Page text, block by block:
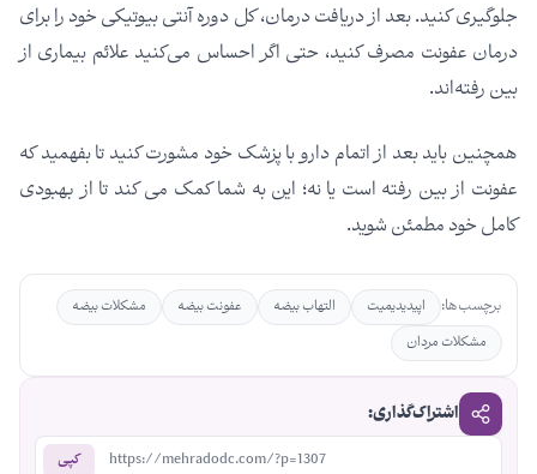
جلوگیری کنید. بعد از دریافت درمان، کل دوره آنتی بیوتیکی خود را برای
درمان عفونت مصرف کنید، حتی اگر احساس می‌کنید علائم بیماری از
بین رفته‌اند.
همچنین باید بعد از اتمام دارو با پزشک خود مشورت کنید تا بفهمید که
عفونت از بین رفته است یا نه؛ این به شما کمک می کند تا از بهبودی
کامل خود مطمئن شوید.
برچسب‌ها: اپیدیدیمیت التهاب بیضه عفونت بیضه
مشکلات بیضه
مشکلات مردان
اشتراک‌گذاری:
https://mehradodc.com/?p=1307 کپی